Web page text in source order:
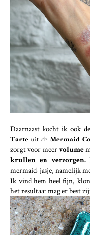
Daarnaast kocht ik ook
Tarte uit deMermaid
zorgt voor meervolume
krullen en verzorgen.
mermaid-jasje, namelijk
Ik vind hem heel fijn,
het resultaat mag er best